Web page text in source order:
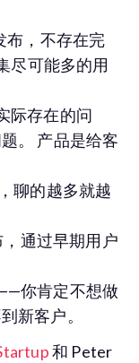
布，不存在完
尽可能多的用
际存在的问
。 产品是给客
聊的越多就越
通过早期用户
你肯定不想做
新客户。
和 Peter